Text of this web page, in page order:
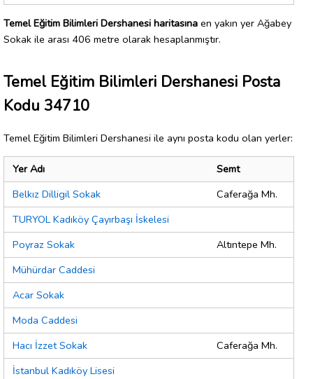
Temel Eğitim Bilimleri Dershanesi haritasına en yakın yer Ağabey
Sokak ile arası 406 metre olarak hesaplanmıştır.
Temel Eğitim Bilimleri Dershanesi Posta
Kodu 34710
Temel Eğitim Bilimleri Dershanesi ile aynı posta kodu olan yerler:
Yer Adı
Semt
Belkız Dilligil Sokak
Caferağa Mh.
TURYOL Kadıköy Çayırbaşı İskelesi
Poyraz Sokak
Altıntepe Mh.
Mühürdar Caddesi
Acar Sokak
Moda Caddesi
Hacı İzzet Sokak
Caferağa Mh.
İstanbul Kadıköy Lisesi